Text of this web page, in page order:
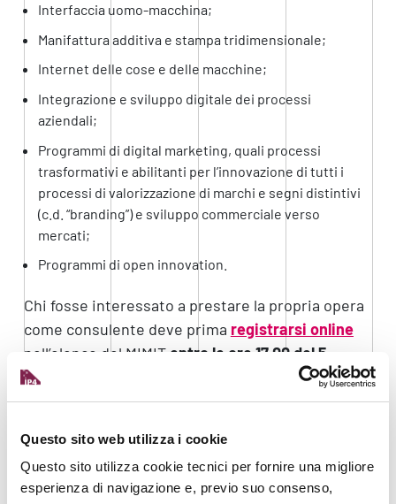
Questo sito web utilizza i cookie
Questo sito utilizza cookie tecnici per fornire una migliore
esperienza di navigazione e, previo suo consenso,
Interfaccia uomo-macchina;
Manifattura additiva e stampa tridimensionale;
Internet delle cose e delle macchine;
Integrazione e sviluppo digitale dei processi
aziendali;
Programmi di digital marketing, quali processi
trasformativi e abilitanti per l’innovazione di tutti i
processi di valorizzazione di marchi e segni distintivi
(c.d. “branding”) e sviluppo commerciale verso
mercati;
Programmi di open innovation.
Chi fosse interessato a prestare la propria opera
come consulente deve prima registrarsi online
nell’elenco del MIMIT entro le ore 17.00 del 5
settembre 2023
esperti, le PMI interessate e soddisfacenti una
serie di requisiti dettagliati dal MIMIT, potranno
chiedere le agevolazioni a fondo perduto.